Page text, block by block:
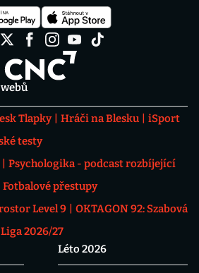
Tlapky Hráči na Blesku
iSport
testy
Psychologika - podcast rozbíjející
Fotbalové přestupy
Level 9
OKTAGON 92: Szabová
2026/27
Léto 2026